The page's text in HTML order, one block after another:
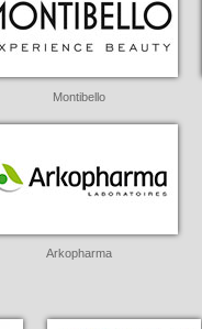
Montibello
Arkopharma